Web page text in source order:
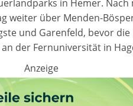
in Hemer.
weiter über Menden-
und Garenfeld, bevor die
der Fernuniversität in
Anzeige